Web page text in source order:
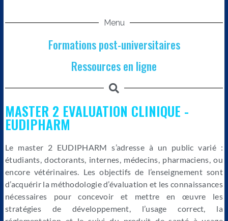
Menu
Formations post-universitaires
Ressources en ligne
MASTER 2 EVALUATION CLINIQUE -
EUDIPHARM​
Le master 2 EUDIPHARM s’adresse à un public varié :
étudiants, doctorants, internes, médecins, pharmaciens, ou
encore vétérinaires. Les objectifs de l’enseignement sont
d’acquérir la méthodologie d’évaluation et les connaissances
nécessaires pour concevoir et mettre en œuvre les
stratégies de développement, l’usage correct, la